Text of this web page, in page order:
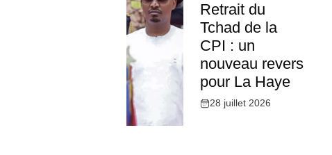
Retrait du
Tchad de la
CPI : un
nouveau revers
pour La Haye
28 juillet 2026